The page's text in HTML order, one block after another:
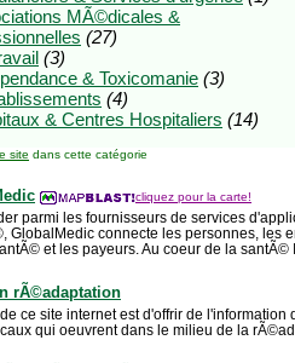
MÃ©dicales &
(27)
(3)
& Toxicomanie (3)
(4)
& Centres Hospitaliers (14)
site dans cette catégorie
cliquez pour la carte!
parmi les fournisseurs de services
GlobalMedic connecte les personnes, les
et les payeurs. Au coeur de la santÃ©
rÃ©adaptation
ce site internet est d'offrir de l'information
qui oeuvrent dans le milieu de la